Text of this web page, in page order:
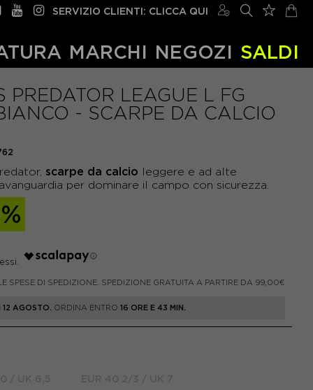
SERVIZIO CLIENTI: CLICCA QUI
MARCHI NEGOZI SALDI
PREDATOR LEAGUE L FG
- SCARPE DA CALCIO
scarpe da calcio leggere e ad alte
per dominare il campo con sicurezza.
SPESE DI SPEDIZIONE. SPEDIZIONE GRATUITA A PARTIRE DA 99,00€
12 AGOSTO. ORDINA ENTRO 16 ORE E 43 MIN.